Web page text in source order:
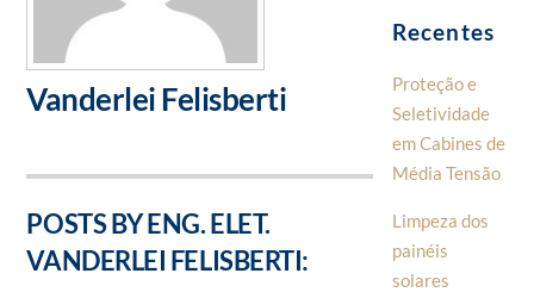
Vanderlei Felisberti
POSTS BY ENG. ELET.
VANDERLEI FELISBERTI:
Recentes
Proteção e
Seletividade
em Cabines de
Média Tensão
Limpeza dos
painéis
solares